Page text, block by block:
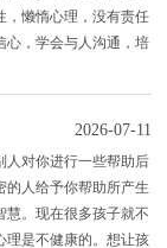
，懒惰心理，没有责任
心，学会与人沟通，培
2026-07-11
对你进行一些帮助后
的人给予你帮助所产生
慧。现在很多孩子就不
理是不健康的。想让孩